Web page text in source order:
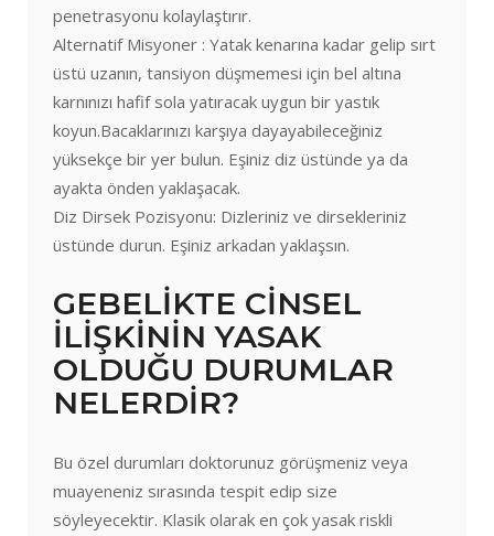
penetrasyonu kolaylaştırır.
Alternatif Misyoner : Yatak kenarına kadar gelip sırt
üstü uzanın, tansiyon düşmemesi için bel altına
karnınızı hafif sola yatıracak uygun bir yastık
koyun.Bacaklarınızı karşıya dayayabileceğiniz
yüksekçe bir yer bulun. Eşiniz diz üstünde ya da
ayakta önden yaklaşacak.
Diz Dirsek Pozisyonu: Dizleriniz ve dirsekleriniz
üstünde durun. Eşiniz arkadan yaklaşsın.
GEBELİKTE CİNSEL
İLİŞKİNİN YASAK
OLDUĞU DURUMLAR
NELERDİR?
Bu özel durumları doktorunuz görüşmeniz veya
muayeneniz sırasında tespit edip size
söyleyecektir. Klasik olarak en çok yasak riskli